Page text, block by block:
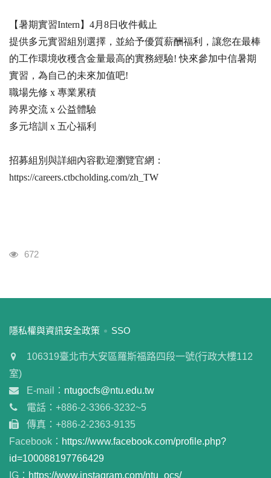
【暑期實習Intern】4月8日收件截止
提供多元實習組別選擇，並給予優質薪酬福利，讓您在最棒
的工作環境收穫含金量最高的實務經驗! 快來參加中信暑期
實習，為自己的未來加值吧!
職場先修 x 專業累積
跨界交流 x 公益體驗
多元培訓 x 五心福利
招募組別與詳細內容歡迎瀏覽官網：
https://careers.ctbcholding.com/zh_TW
瀏覽人次
672
:::
隱私權與資訊安全政策 SSO
106319臺北市大安區羅斯福路四段一號(行政大樓112
室)
E-mail： ntugocfs@ntu.edu.tw
電話：+886-2-3366-3232~5
傳真：+886-2-2363-9135
Facebook： https://www.facebook.com/profile.php?
id=100088197766429
IG： https://www.instagram.com/ntu_ocs/